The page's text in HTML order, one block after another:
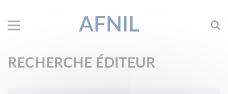
AFNIL
RECHERCHE ÉDITEUR